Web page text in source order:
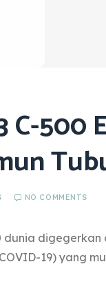
C-500
NO COMMENTS
dunia
19) yang